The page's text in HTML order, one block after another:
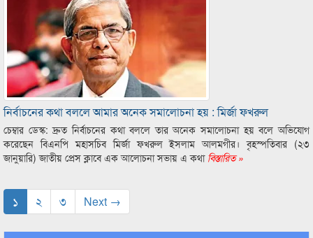
নির্বাচনের কথা বললে আমার অনেক সমালোচনা হয় : মির্জা ফখরুল
চেম্বার ডেস্ক: দ্রুত নির্বাচনের কথা বললে তার অনেক সমালোচনা হয় বলে অভিযোগ
করেছেন বিএনপি মহাসচিব মির্জা ফখরুল ইসলাম আলমগীর। বৃহস্পতিবার (২৩
জানুয়ারি) জাতীয় প্রেস ক্লাবে এক আলোচনা সভায় এ কথাবিস্তারিত »
১ ২ ৩ Next →